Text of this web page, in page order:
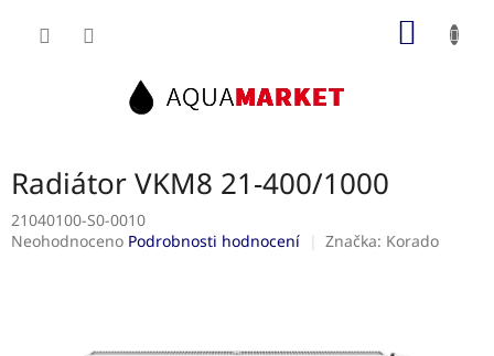
Radiátor VKM8 21-400/1000
21040100-S0-0010
Průměrné
Neohodnoceno Podrobnosti hodnocení Značka: Korado